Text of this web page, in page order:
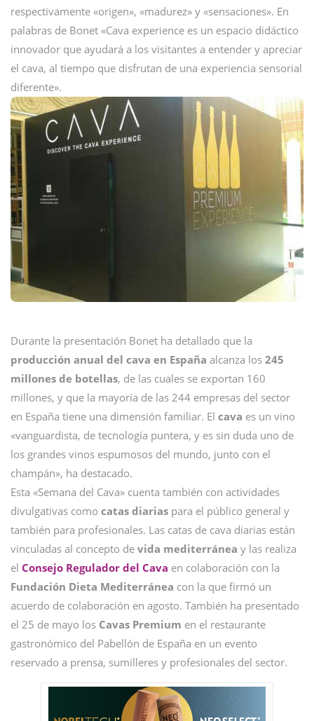
respectivamente «origen», «madurez» y «sensaciones». En
palabras de Bonet «Cava experience es un espacio didáctico
innovador que ayudará a los visitantes a entender y apreciar
el cava, al tiempo que disfrutan de una experiencia sensorial
diferente».
Durante la presentación Bonet ha detallado que la
producción anual del cava en España alcanza los 245
millones de botellas, de las cuales se exportan 160
millones, y que la mayoría de las 244 empresas del sector
en España tiene una dimensión familiar. El cava es un vino
«vanguardista, de tecnología puntera, y es sin duda uno de
los grandes vinos espumosos del mundo, junto con el
champán», ha destacado.
Esta «Semana del Cava» cuenta también con actividades
divulgativas como catas diarias para el público general y
también para profesionales. Las catas de cava diarias están
vinculadas al concepto de vida mediterránea y las realiza
el Consejo Regulador del Cava en colaboración con la
Fundación Dieta Mediterránea con la que firmó un
acuerdo de colaboración en agosto. También ha presentado
el 25 de mayo los Cavas Premium en el restaurante
gastronómico del Pabellón de España en un evento
reservado a prensa, sumilleres y profesionales del sector.